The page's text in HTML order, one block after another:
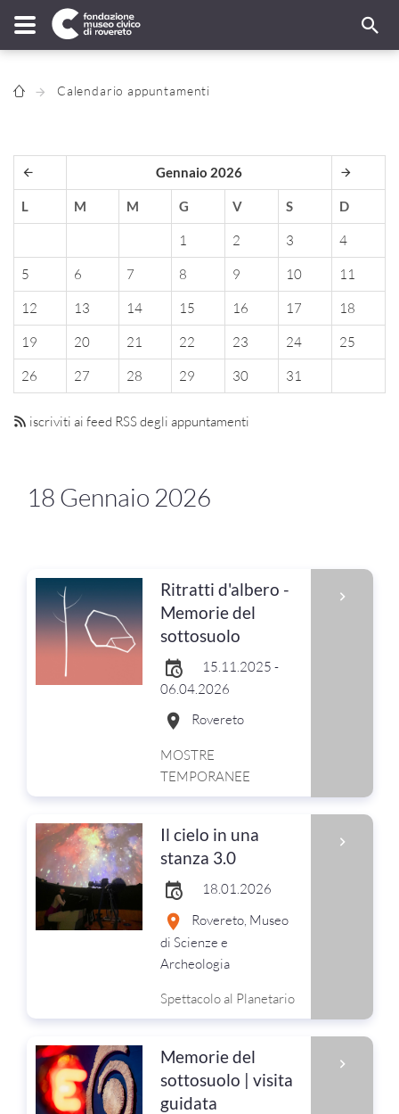
Calendario appuntamenti
Gennaio 2026
L M M G V S D
1 2 3
4
5
6 7 8 9 10
11
12
13 14 15 16 17
18
19
20 21 22 23 24
25
26
27 28 29 30 31
iscriviti ai feed RSS degli appuntamenti
18 Gennaio 2026
Ritratti d'albero -
Memorie del
sottosuolo
15.11.2025 -
06.04.2026
Rovereto
MOSTRE
TEMPORANEE
Il cielo in una
stanza 3.0
18.01.2026
Rovereto, Museo
di Scienze e
Archeologia
Spettacolo al Planetario
Memorie del
sottosuolo | visita
guidata